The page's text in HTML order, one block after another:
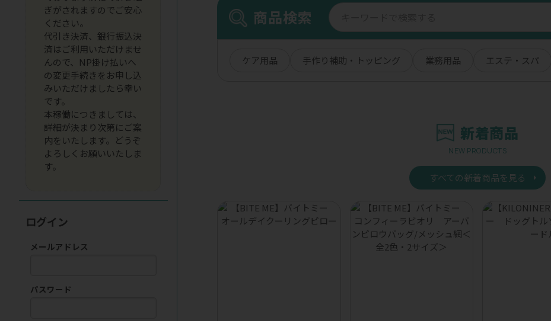
商品検索
ケア用品 手作り補助・トッピング 業務用品 エステ・スパ
新着商品
NEW PRODUCTS
すべての新着商品を見る
ぎがされますのでご安心
ください。
代引き決済、銀行振込決
済はご利用いただけませ
んので、NP掛け払いへ
の変更手続きをお申し込
みいただけましたら幸い
です。
本稼働につきましては、
詳細が決まり次第にご案
内をいたします。どうぞ
よろしくお願いいたしま
す。
ログイン
メールアドレス
パスワード